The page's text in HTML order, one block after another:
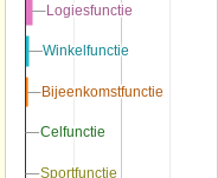
Logiesfunctie
Logiesfunctie
Winkelfunctie
Winkelfunctie
Bijeenkomstfunctie
Bijeenkomstfunctie
Celfunctie
Celfunctie
Sportfunctie
Sportfunctie